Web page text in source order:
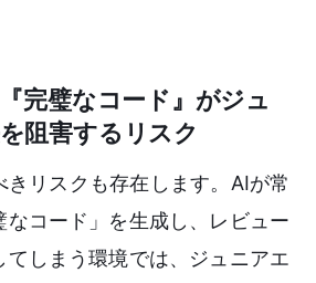
完璧なコード』がジュ
阻害するリスク
きリスクも存在します。AIが常
なコード」を生成し、レビュー
てしまう環境では、ジュニアエ